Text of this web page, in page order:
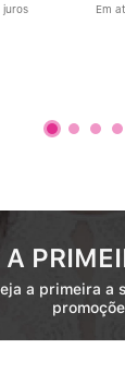
juros Em
a primeira a